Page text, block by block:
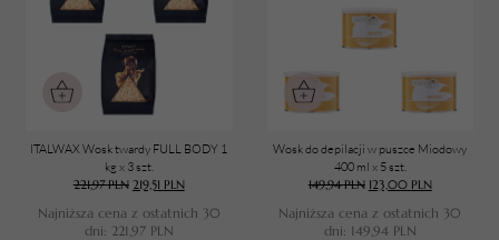
TWÓJ KOSZYK (0)
ITALWAX Wosk twardy FULL BODY 1
kg x 3 szt.
221,97PLN 219,51 PLN
Najniższa cena z ostatnich 30
dni: 221,97 PLN
Wosk do depilacji w puszce Miodowy
400 ml x 5 szt.
149,94PLN 123,00 PLN
Najniższa cena z ostatnich 30
dni: 149,94 PLN